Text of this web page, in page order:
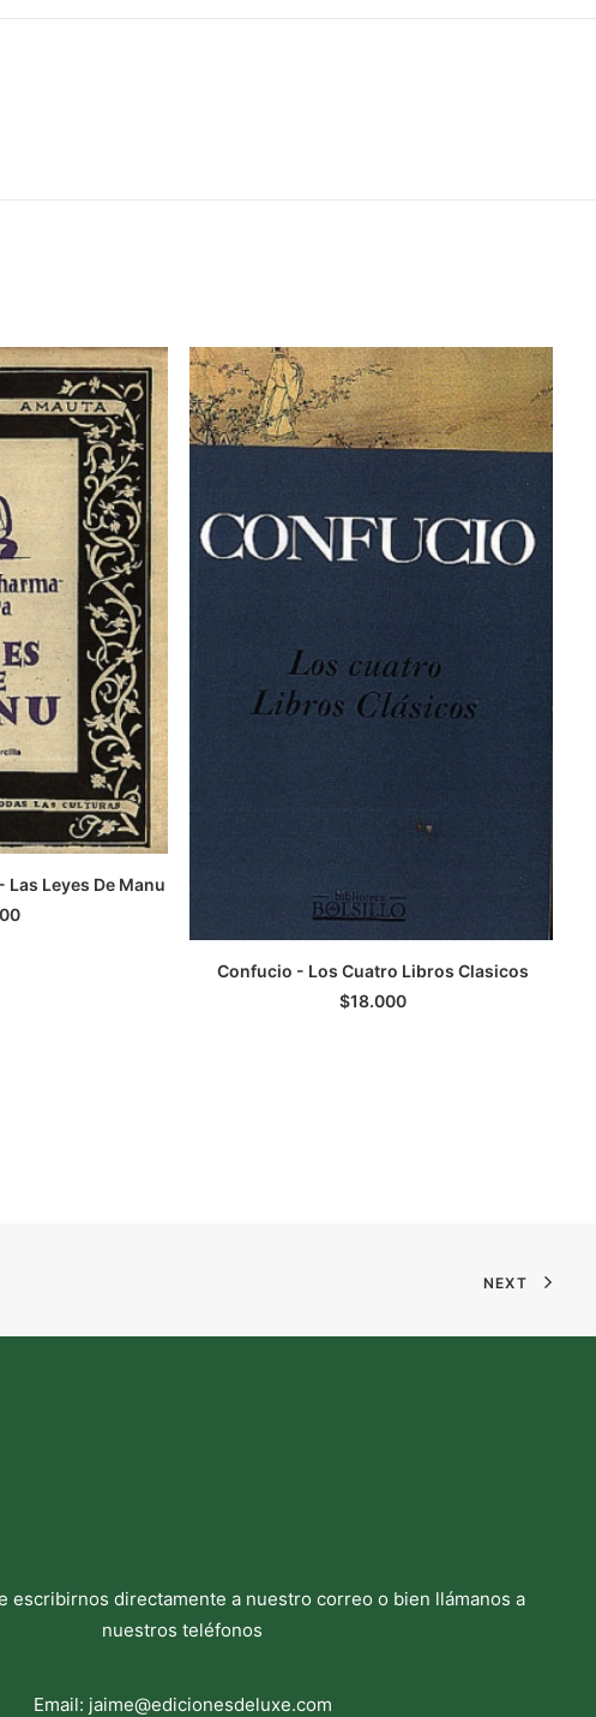
Las Leyes De Manu
LEER MÁS
Confucio - Los Cuatro Libros Clasicos
$18.000
NEXT
escribirnos directamente a nuestro correo o bien llámanos a
nuestros teléfonos
Email: jaime@edicionesdeluxe.com